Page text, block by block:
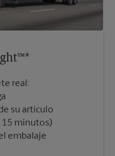
real:
su artículo
15 minutos)